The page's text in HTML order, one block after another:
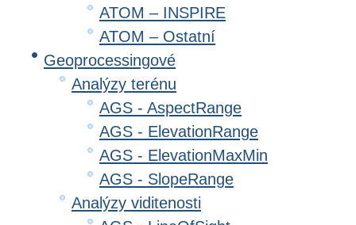
ATOM – INSPIRE
ATOM – Ostatní
Geoprocessingové
Analýzy terénu
AGS - AspectRange
AGS - ElevationRange
AGS - ElevationMaxMin
AGS - SlopeRange
Analýzy viditenosti